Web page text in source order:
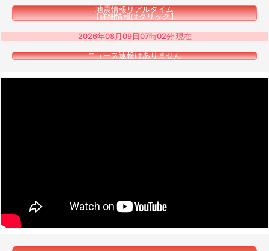
地震情報リアルタイム
【詳細情報はクリック】
2026年08月09日07時02分 現在
ニュース速報はありません